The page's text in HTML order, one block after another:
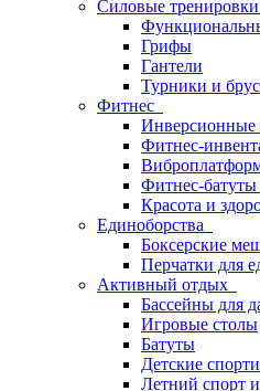
Силовые
Грифы
Гантели
Турники и
Фитнес
Инверсионные
Фитнес-
Фитнес-
Красота и
Единоборства
Боксерские
Перчатки для
Активный отдых
Бассейны для
Игровые столы
Батуты
Детские
Летний спорт